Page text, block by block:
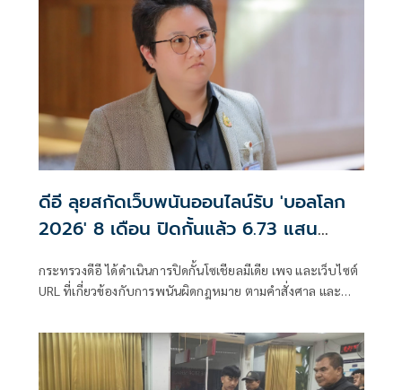
ดีอี ลุยสกัดเว็บพนันออนไลน์รับ 'บอลโลก
2026' 8 เดือน ปิดกั้นแล้ว 6.73 แสน
กระทรวงดีอี ได้ดำเนินการปิดกั้นโซเชียลมีเดีย เพจ และเว็บไซต์
URL ที่เกี่ยวข้องกับการพนันผิดกฎหมาย ตามคำสั่งศาล และ
ระหว่างวันที่ 1 ตุลาคม 2568 – 31 พฤษภาคม 2569 (ระยะ
เวลา 8 เดือน)